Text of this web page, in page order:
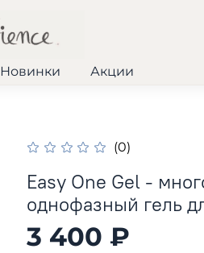
Новинки Акции
(0)
Easy One Gel -
однофазный гель
3 400 ₽